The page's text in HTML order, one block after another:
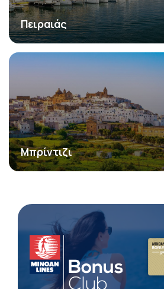
Πειραιάς
Μπρίντιζι